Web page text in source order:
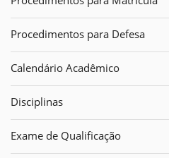
Procedimentos para Defesa
Calendário Acadêmico
Disciplinas
Exame de Qualificação